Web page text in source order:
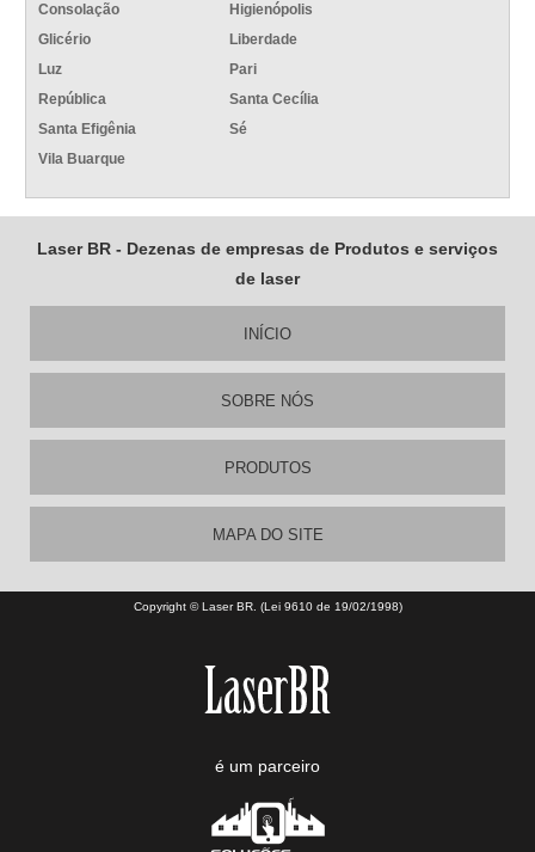
Consolação
Higienópolis
Glicério
Liberdade
Luz
Pari
República
Santa Cecília
Santa Efigênia
Sé
Vila Buarque
Laser BR - Dezenas de empresas de Produtos e serviços
de laser
INÍCIO
SOBRE NÓS
PRODUTOS
MAPA DO SITE
Copyright © Laser BR. (Lei 9610 de 19/02/1998)
é um parceiro